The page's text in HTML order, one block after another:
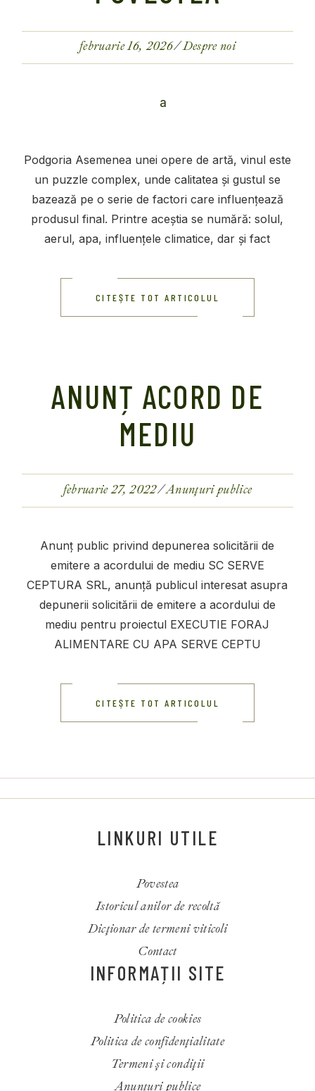
februarie 16, 2026 Despre noi
Podgoria Asemenea unei opere de artă, vinul este
un puzzle complex, unde calitatea și gustul se
bazează pe o serie de factori care influențează
produsul final. Printre aceștia se numără: solul,
aerul, apa, influențele climatice, dar și fact
CITEȘTE TOT ARTICOLUL
ANUNȚ ACORD DE
MEDIU
februarie 27, 2022 Anunțuri publice
Anunţ public privind depunerea solicitării de
emitere a acordului de mediu SC SERVE
CEPTURA SRL, anunţă publicul interesat asupra
depunerii solicitării de emitere a acordului de
mediu pentru proiectul EXECUTIE FORAJ
ALIMENTARE CU APA SERVE CEPTU
CITEȘTE TOT ARTICOLUL
LINKURI UTILE
Povestea
Istoricul anilor de recoltă
Dicționar de termeni viticoli
Contact
INFORMAȚII SITE
Politica de cookies
Politica de confidențialitate
Termeni și condiții
Anunțuri publice